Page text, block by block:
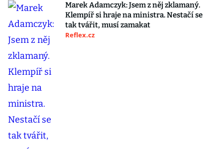
Marek Adamczyk: Jsem z něj zklamaný.
Klempíř si hraje na ministra. Nestačí se
tak tvářit, musí zamakat
Reflex.cz